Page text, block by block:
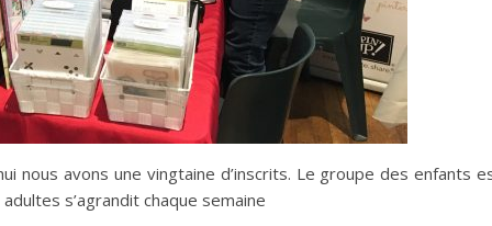
nous avons une vingtaine d’inscrits. Le groupe des enfants
s’agrandit chaque semaine